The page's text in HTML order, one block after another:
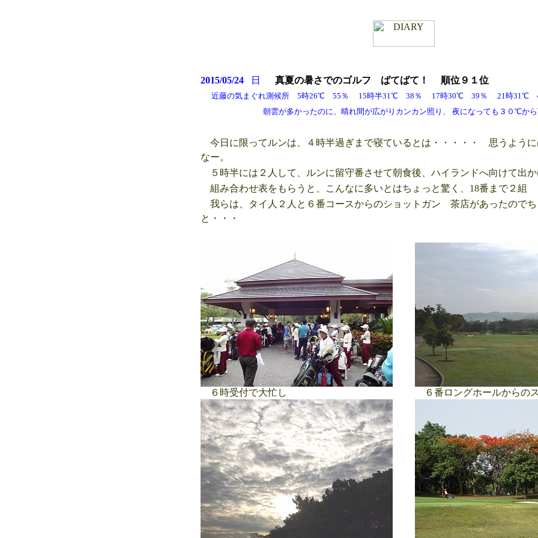
2015/05/24日 真夏の暑さでのゴルフ ばてばて ！ 順位９１位
近藤の気まぐれ測候所 5時26℃ 55％ 15時半31℃ 38％ 17時30℃ 39％ 21時
朝雲が多かったのに、晴れ間が広がりカンカン照り、 夜になっても３０℃から
今日に限ってルンは、４時半過ぎまで寝ているとは・・・・・ 思うように
なー。
５時半には２人して、ルンに留守番させて朝食後、ハイランドへ向けて出
組み合わせ表をもらうと、こんなに多いとはちょっと驚く、18番まで２組
我らは、タイ人２人と６番コースからのショットガン 茶店があったのでち
と・・・
６時受付で大忙し ６番ロングホールからの